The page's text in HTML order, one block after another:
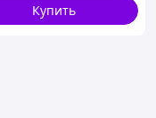
Купить